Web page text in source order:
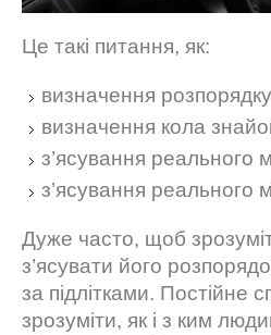
Це такі питання, як:
визначення
визначення кола
з’ясування реального
з’ясування реального
Дуже часто, щоб
з’ясувати його
за підлітками. Постійне
зрозуміти, як і з ким